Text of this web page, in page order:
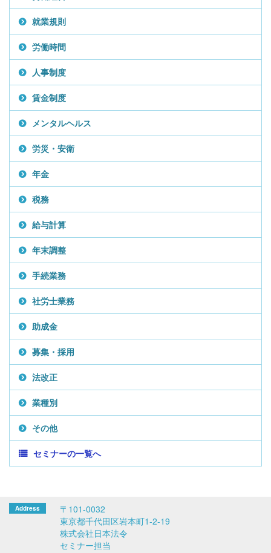
就業規則
労働時間
人事制度
賃金制度
メンタルヘルス
労災・安衛
年金
税務
給与計算
年末調整
手続業務
社労士業務
助成金
募集・採用
法改正
業種別
その他
セミナーの一覧へ
〒101-0032
東京都千代田区岩本町1-2-19
株式会社日本法令
セミナー担当